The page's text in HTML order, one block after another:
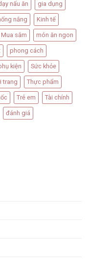
nấu ăn gia dụng
nắng Kinh tế
Mua sắm món ăn ngon
phong cách
kiện Sức khỏe
trang Thực phẩm
Trẻ em Tài chính
đánh giá